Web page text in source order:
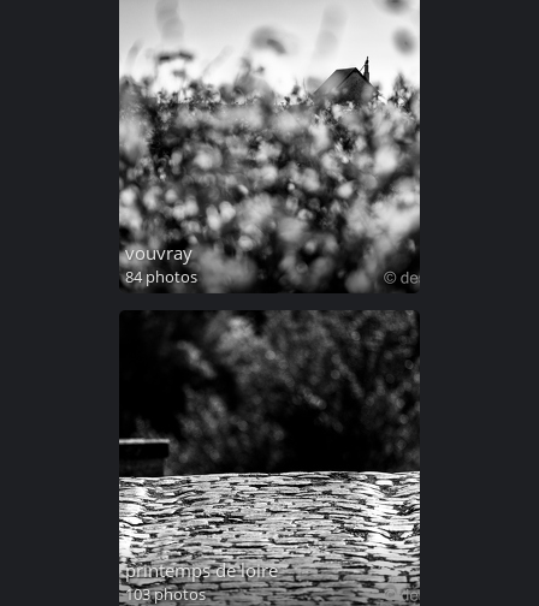
vouvray
84 photos
printemps de loire
103 photos